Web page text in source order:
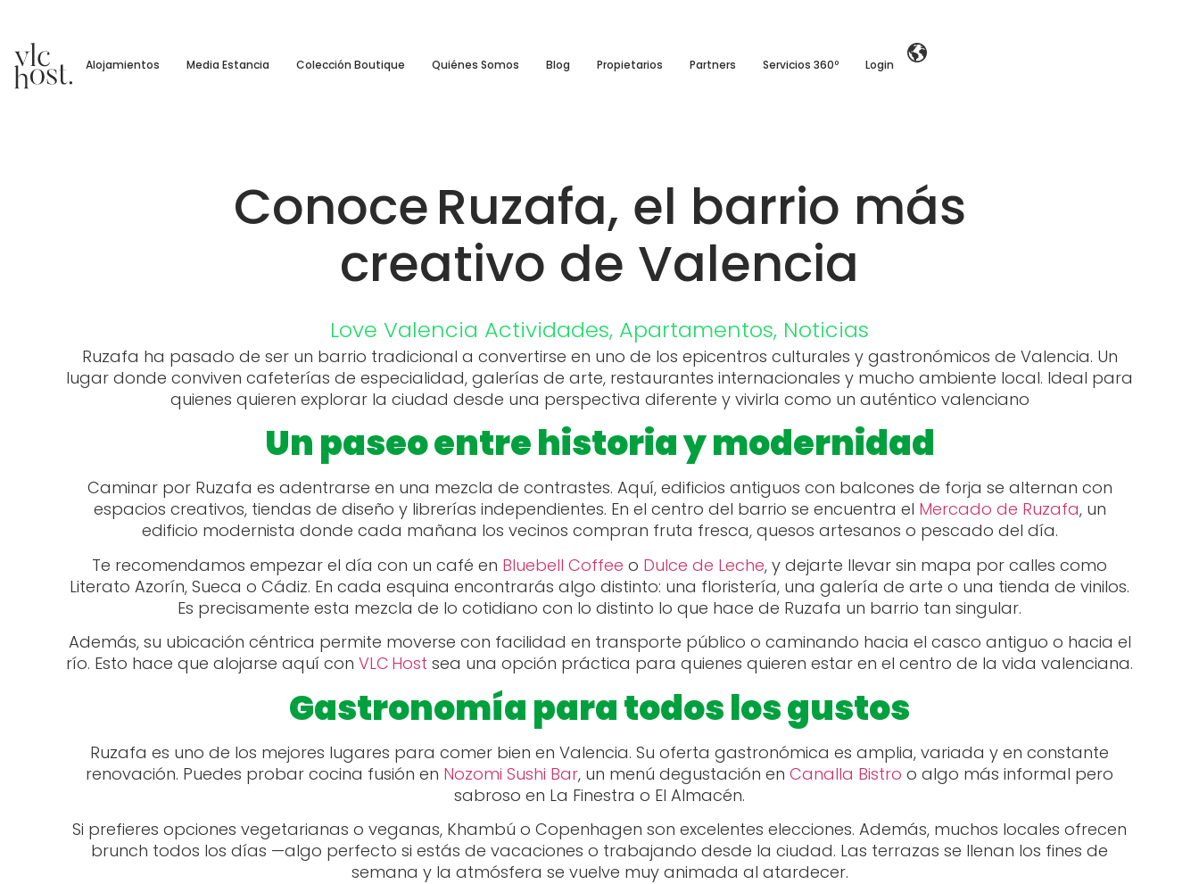
Alojamientos Media Estancia Colección Boutique Quiénes Somos Blog Propietarios Partners Servicios 360º Login
Conoce Ruzafa, el barrio más
creativo de Valencia
Love Valencia Actividades, Apartamentos, Noticias
Ruzafa ha pasado de ser un barrio tradicional a convertirse en uno de los epicentros culturales y gastronómicos de Valencia. Un
lugar donde conviven cafeterías de especialidad, galerías de arte, restaurantes internacionales y mucho ambiente local. Ideal para
quienes quieren explorar la ciudad desde una perspectiva diferente y vivirla como un auténtico valenciano
Un paseo entre historia y modernidad
Caminar por Ruzafa es adentrarse en una mezcla de contrastes. Aquí, edificios antiguos con balcones de forja se alternan con
espacios creativos, tiendas de diseño y librerías independientes. En el centro del barrio se encuentra el Mercado de Ruzafa, un
edificio modernista donde cada mañana los vecinos compran fruta fresca, quesos artesanos o pescado del día.
Te recomendamos empezar el día con un café en Bluebell Coffee o Dulce de Leche, y dejarte llevar sin mapa por calles como
Literato Azorín, Sueca o Cádiz. En cada esquina encontrarás algo distinto: una floristería, una galería de arte o una tienda de vinilos.
Es precisamente esta mezcla de lo cotidiano con lo distinto lo que hace de Ruzafa un barrio tan singular.
Además, su ubicación céntrica permite moverse con facilidad en transporte público o caminando hacia el casco antiguo o hacia el
río. Esto hace que alojarse aquí con VLC Host sea una opción práctica para quienes quieren estar en el centro de la vida valenciana.
Gastronomía para todos los gustos
Ruzafa es uno de los mejores lugares para comer bien en Valencia. Su oferta gastronómica es amplia, variada y en constante
renovación. Puedes probar cocina fusión en Nozomi Sushi Bar, un menú degustación en Canalla Bistro o algo más informal pero
sabroso en La Finestra o El Almacén.
Si prefieres opciones vegetarianas o veganas, Khambú o Copenhagen son excelentes elecciones. Además, muchos locales ofrecen
brunch todos los días —algo perfecto si estás de vacaciones o trabajando desde la ciudad. Las terrazas se llenan los fines de
semana y la atmósfera se vuelve muy animada al atardecer.